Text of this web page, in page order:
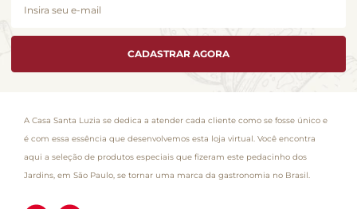
CADASTRAR AGORA
A Casa Santa Luzia se dedica a atender cada cliente como se fosse único e
é com essa essência que desenvolvemos esta loja virtual. Você encontra
aqui a seleção de produtos especiais que fizeram este pedacinho dos
Jardins, em São Paulo, se tornar uma marca da gastronomia no Brasil.